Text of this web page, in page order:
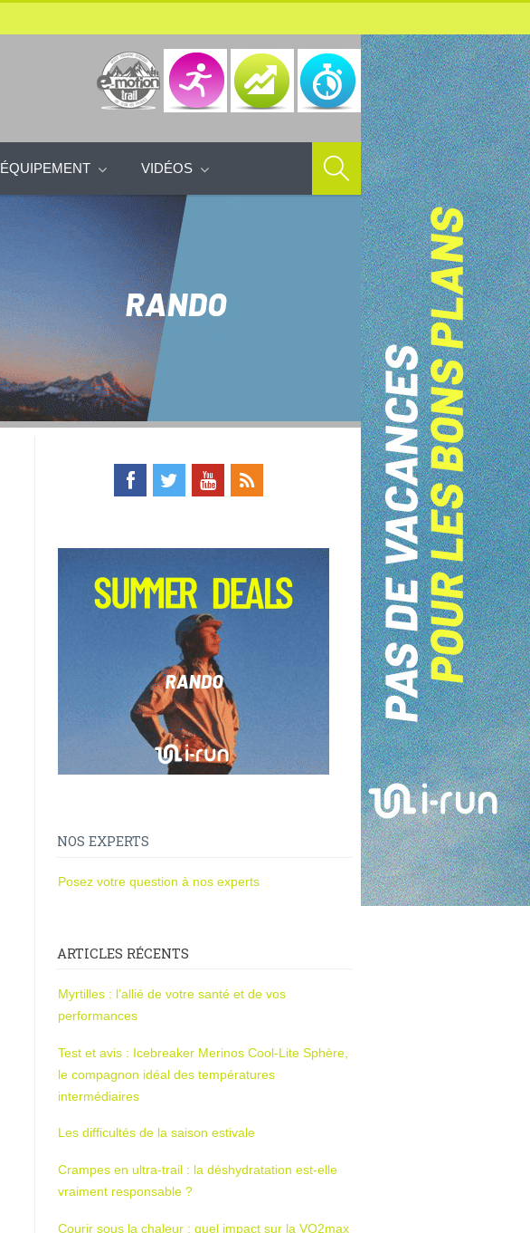
ÉQUIPEMENT VIDÉOS
NOS EXPERTS
Posez votre question à nos experts
ARTICLES RÉCENTS
Myrtilles : l’allié de votre santé et de vos
performances
Test et avis : Icebreaker Merinos Cool-Lite Sphère,
le compagnon idéal des températures
intermédiaires
Les difficultés de la saison estivale
Crampes en ultra-trail : la déshydratation est-elle
vraiment responsable ?
Courir sous la chaleur : quel impact sur la VO2max